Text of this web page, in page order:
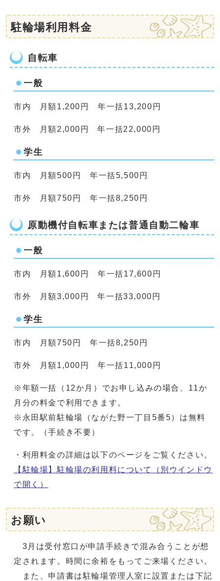
駐輪場利用料金
自転車
一般
市内 月額1,200円 年一括13,200円
市外 月額2,000円 年一括22,000円
学生
市内 月額500円 年一括5,500円
市外 月額750円 年一括8,250円
原動機付自転車または普通自動二輪車
一般
市内 月額1,600円 年一括17,600円
市外 月額3,000円 年一括33,000円
学生
市内 月額750円 年一括8,250円
市外 月額1,000円 年一括11,000円
※年額一括（12か月）でお申し込みの場合、11か
月分の料金で利用できます。
※永田駅前駐輪場（ながた野一丁目5番5）は無料
です。（手続き不要）
・利用料金の詳細は以下のページをご覧ください。
【駐輪場】駐輪場の利用料について
（別ウインドウ
で開く）
お願い
3月は受付窓口が申請手続きで混み合うことが想
定されます。時間に余裕をもってご来場ください。
また、申請書は駐輪場管理人室に設置または下記